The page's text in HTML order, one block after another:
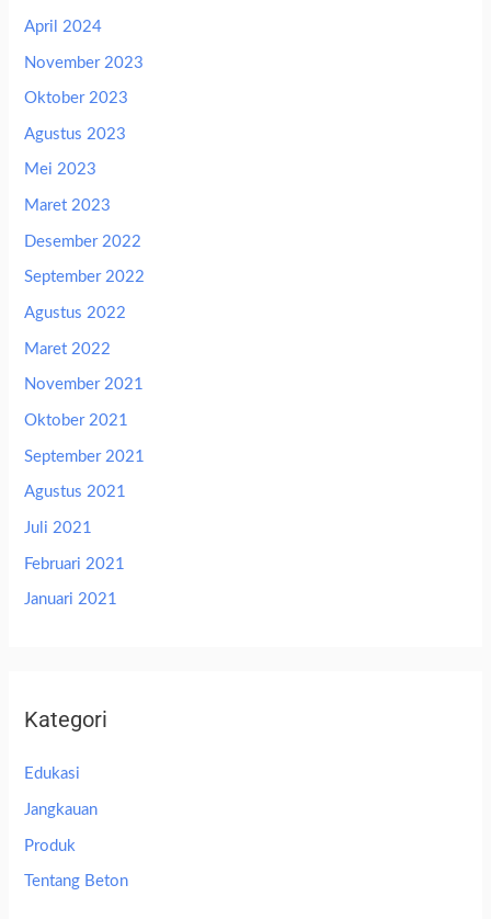
April 2024
November 2023
Oktober 2023
Agustus 2023
Mei 2023
Maret 2023
Desember 2022
September 2022
Agustus 2022
Maret 2022
November 2021
Oktober 2021
September 2021
Agustus 2021
Juli 2021
Februari 2021
Januari 2021
Kategori
Edukasi
Jangkauan
Produk
Tentang Beton